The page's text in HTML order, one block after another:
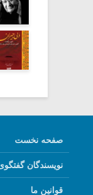
صفحه نخست
نویسندگان
قوانین ما